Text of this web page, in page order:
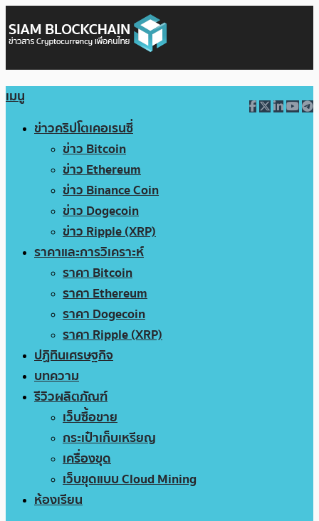
เมนู
ข่าวคริปโตเคอเรนซี่
ข่าว Bitcoin
ข่าว Ethereum
ข่าว Binance Coin
ข่าว Dogecoin
ข่าว Ripple (XRP)
ราคาและการวิเคราะห์
ราคา Bitcoin
ราคา Ethereum
ราคา Dogecoin
ราคา Ripple (XRP)
ปฏิทินเศรษฐกิจ
บทความ
รีวิวผลิตภัณฑ์
เว็บซื้อขาย
กระเป๋าเก็บเหรียญ
เครื่องขุด
เว็บขุดแบบ Cloud Mining
ห้องเรียน